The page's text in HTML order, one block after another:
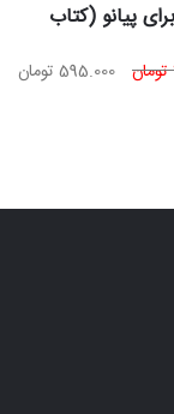
پیانو (کتاب
تومان قیمت
595.000 تومان